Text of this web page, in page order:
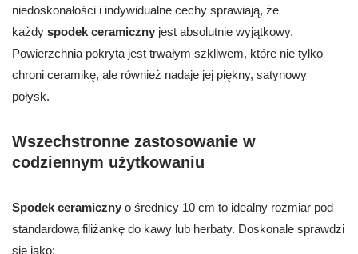
niedoskonałości i indywidualne cechy sprawiają, że
każdy spodek ceramiczny jest absolutnie wyjątkowy.
Powierzchnia pokryta jest trwałym szkliwem, które nie tylko
chroni ceramikę, ale również nadaje jej piękny, satynowy
połysk.
Wszechstronne zastosowanie w
codziennym użytkowaniu
Spodek ceramiczny o średnicy 10 cm to idealny rozmiar pod
standardową filiżankę do kawy lub herbaty. Doskonale sprawdzi
się jako: